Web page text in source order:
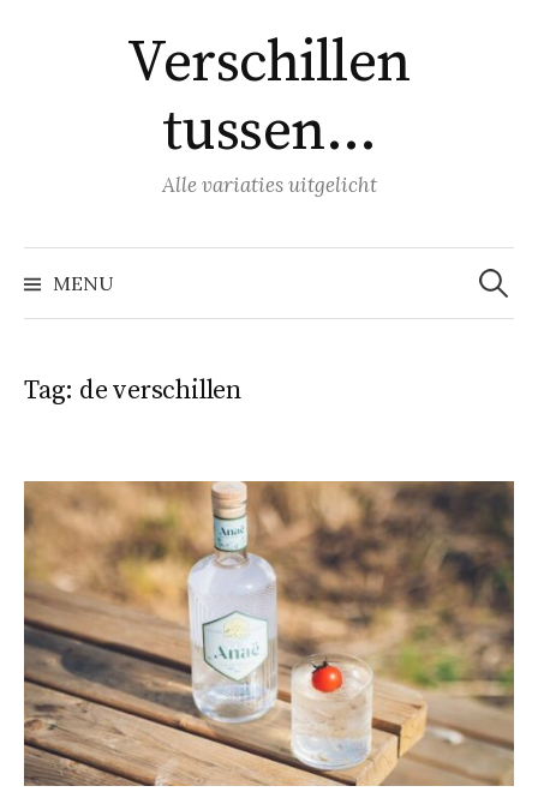
Verschillen
tussen…
Alle variaties uitgelicht
MENU
Zoeken
naar:
Tag: de verschillen